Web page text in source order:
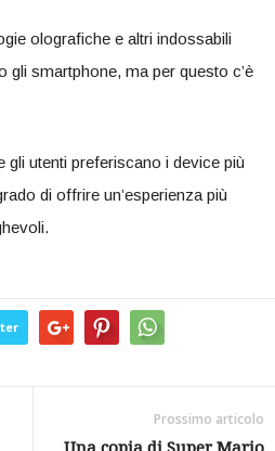
olografiche e altri indossabili
gli smartphone, ma per questo c’è
gli utenti preferiscano i device più
di offrire un’esperienza più
Prossimo articolo